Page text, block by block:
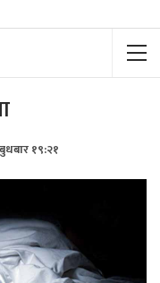
१९:२१